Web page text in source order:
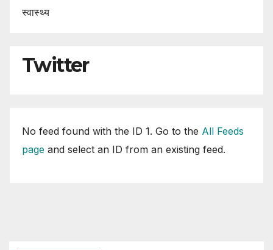
स्वास्थ्य
Twitter
No feed found with the ID 1. Go to the All Feeds
page and select an ID from an existing feed.